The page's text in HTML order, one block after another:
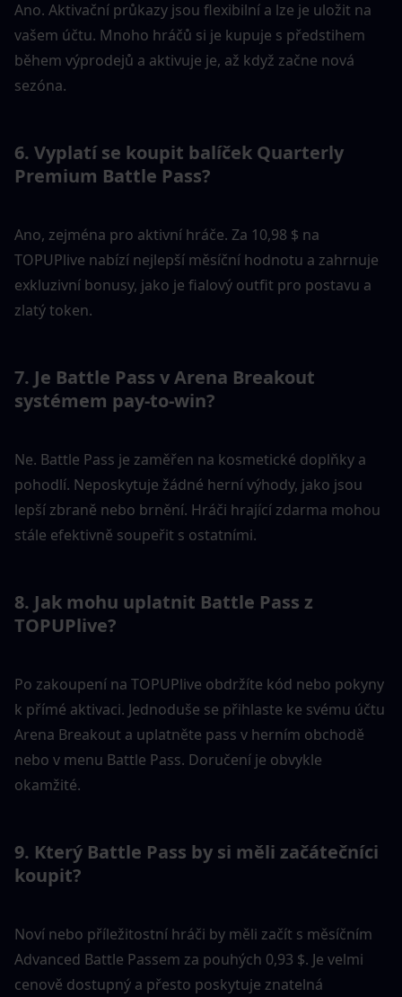
Ano. Aktivační průkazy jsou flexibilní a lze je uložit na
vašem účtu. Mnoho hráčů si je kupuje s předstihem
během výprodejů a aktivuje je, až když začne nová
sezóna.
6. Vyplatí se koupit balíček Quarterly
Premium Battle Pass?
Ano, zejména pro aktivní hráče. Za 10,98 $ na
TOPUPlive nabízí nejlepší měsíční hodnotu a zahrnuje
exkluzivní bonusy, jako je fialový outfit pro postavu a
zlatý token.
7. Je Battle Pass v Arena Breakout
systémem pay-to-win?
Ne. Battle Pass je zaměřen na kosmetické doplňky a
pohodlí. Neposkytuje žádné herní výhody, jako jsou
lepší zbraně nebo brnění. Hráči hrající zdarma mohou
stále efektivně soupeřit s ostatními.
8. Jak mohu uplatnit Battle Pass z
TOPUPlive?
Po zakoupení na TOPUPlive obdržíte kód nebo pokyny
k přímé aktivaci. Jednoduše se přihlaste ke svému účtu
Arena Breakout a uplatněte pass v herním obchodě
nebo v menu Battle Pass. Doručení je obvykle
okamžité.
9. Který Battle Pass by si měli začátečníci
koupit?
Noví nebo příležitostní hráči by měli začít s měsíčním
Advanced Battle Passem za pouhých 0,93 $. Je velmi
cenově dostupný a přesto poskytuje znatelná